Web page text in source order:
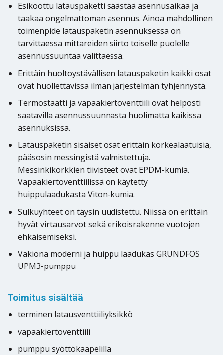
Esikoottu latauspaketti säästää asennusaikaa ja
taakaa ongelmattoman asennus. Ainoa mahdollinen
toimenpide latauspaketin asennuksessa on
tarvittaessa mittareiden siirto toiselle puolelle
asennussuuntaa valittaessa.
Erittäin huoltoystävällisen latauspaketin kaikki osat
ovat huollettavissa ilman järjestelmän tyhjennystä.
Termostaatti ja vapaakiertoventtiili ovat helposti
saatavilla asennussuunnasta huolimatta kaikissa
asennuksissa.
Latauspaketin sisäiset osat erittäin korkealaatuisia,
pääsosin messingistä valmistettuja.
Messinkikorkkien tiivisteet ovat EPDM-kumia.
Vapaakiertoventtiilissä on käytetty
huippulaadukasta Viton-kumia.
Sulkuyhteet on täysin uudistettu. Niissä on erittäin
hyvät virtausarvot sekä erikoisrakenne vuotojen
ehkäisemiseksi.
Vakiona moderni ja huippu laadukas GRUNDFOS
UPM3-pumppu
Toimitus sisältää
terminen latausventtiiliyksikkö
vapaakiertoventtiili
pumppu syöttökaapelilla